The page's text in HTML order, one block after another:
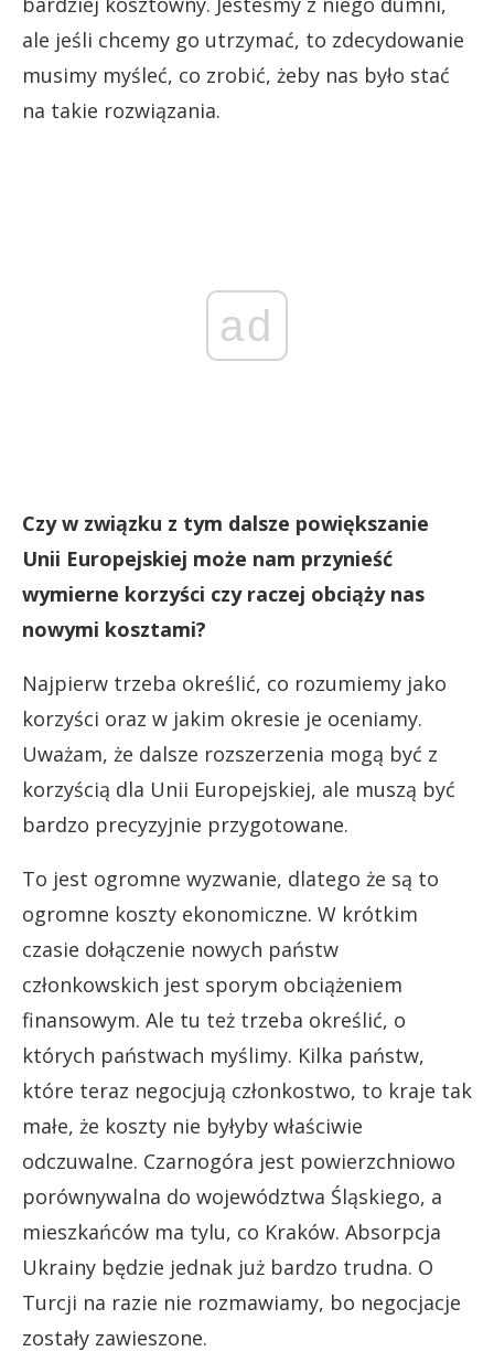
ale jeśli chcemy go utrzymać, to zdecydowanie
musimy myśleć, co zrobić, żeby nas było stać
na takie rozwiązania.
ad
Czy w związku z tym dalsze powiększanie
Unii Europejskiej może nam przynieść
wymierne korzyści czy raczej obciąży nas
nowymi kosztami?
Najpierw trzeba określić, co rozumiemy jako
korzyści oraz w jakim okresie je oceniamy.
Uważam, że dalsze rozszerzenia mogą być z
korzyścią dla Unii Europejskiej, ale muszą być
bardzo precyzyjnie przygotowane.
To jest ogromne wyzwanie, dlatego że są to
ogromne koszty ekonomiczne. W krótkim
czasie dołączenie nowych państw
członkowskich jest sporym obciążeniem
finansowym. Ale tu też trzeba określić, o
których państwach myślimy. Kilka państw,
które teraz negocjują członkostwo, to kraje tak
małe, że koszty nie byłyby właściwie
odczuwalne. Czarnogóra jest powierzchniowo
porównywalna do województwa Śląskiego, a
mieszkańców ma tylu, co Kraków. Absorpcja
Ukrainy będzie jednak już bardzo trudna. O
Turcji na razie nie rozmawiamy, bo negocjacje
zostały zawieszone.